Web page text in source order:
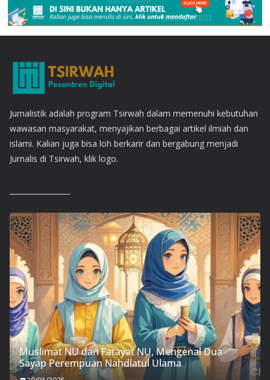
Jurnalistik adalah program Tsirwah dalam memenuhi kebutuhan
wawasan masyarakat, menyajikan berbagai artikel ilmiah dan
islami. Kalian juga bisa loh berkarir dan bergabung menjadi
Jurnalis di Tsirwah, klik logo.
Muslimat NU dan Fatayat NU, Mengenal Dua
Sayap Perempuan Nahdlatul Ulama